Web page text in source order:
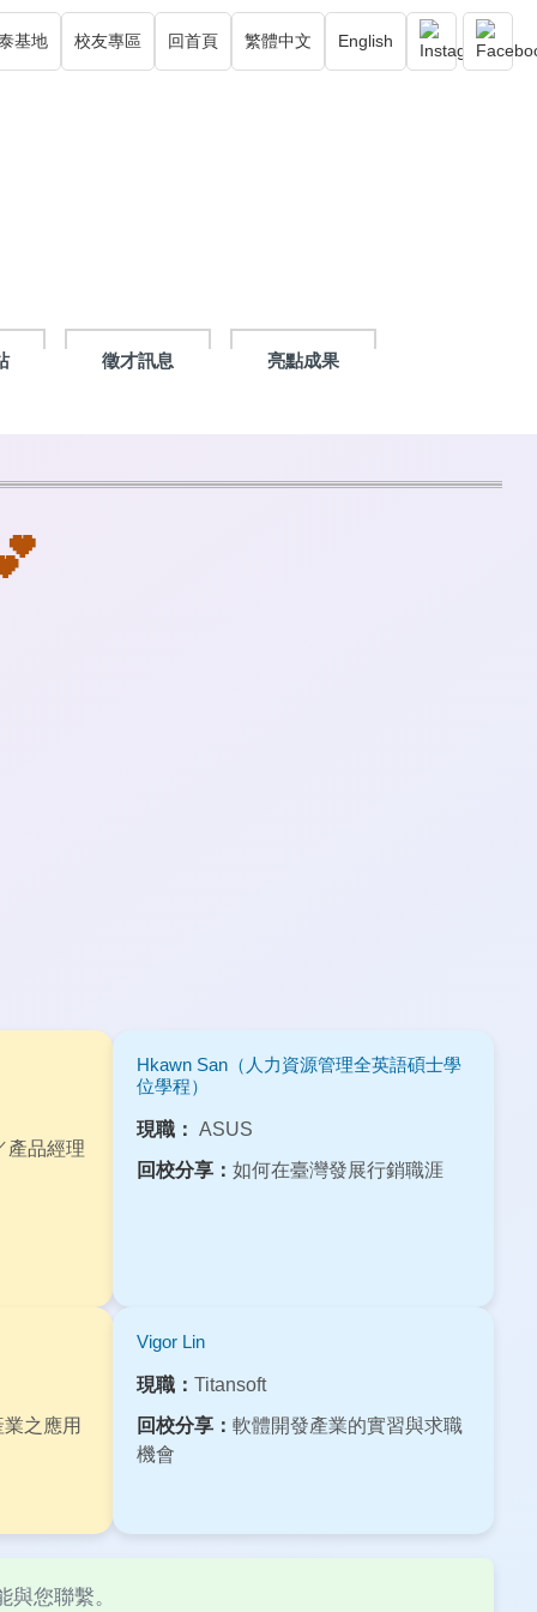
基地 校友專區 回首頁 繁體中文 English
徵才訊息 亮點成果
產品經理
Hkawn San（人力資源管理全英語碩士學
位學程）
現職： ASUS
回校分享： 如何在臺灣發展行銷職涯
之應用
Vigor Lin
現職： Titansoft
回校分享： 軟體開發產業的實習與求職
機會
與您聯繫。